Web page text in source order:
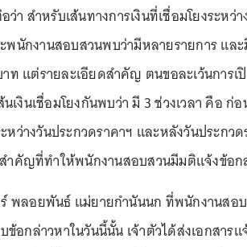
า สำหรับเส้นทางการเงินที่เชื่อมโยงระหว่
นักงานสอบสวนพบว่ามีหลายรายการ และ
แต่รายละเอียดสำคัญ ตนขอละเว้นการเ
นเงินเชื่อมโยงกันพบว่า มี 3 ช่วงเวลา คือ ก่
หว่างวันประกวดราคาฯ และหลังวันประกว
ำคัญที่ทำให้พนักงานสอบสวนมีมติแจ้งข้อก
พลอยพันธ์ แม่ยายกำนันนก ที่พนักงานสอ
ข้อกล่าวหาในวันนี้นั้น เจ้าตัวได้ส่งเอกสาร